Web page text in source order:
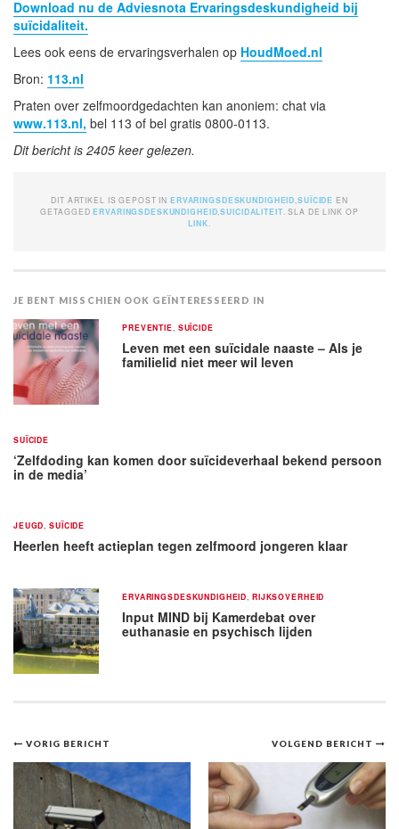
Download nu de Adviesnota Ervaringsdeskundigheid bij
suïcidaliteit.
Lees ook eens de ervaringsverhalen op HoudMoed.nl
Bron: 113.nl
Praten over zelfmoordgedachten kan anoniem: chat via
www.113.nl, bel 113 of bel gratis 0800-0113.
Dit bericht is 2405 keer gelezen.
DIT ARTIKEL IS GEPOST IN ERVARINGSDESKUNDIGHEID ,SUÏCIDE EN
GETAGGEDERVARINGSDESKUNDIGHEID ,SUICIDALITEIT . SLA DE LINK OP
LINK
JE BENT MISSCHIEN OOK GEÏNTERESSEERD IN
PREVENTIE SUÏCIDE
Leven met een suïcidale naaste – Als je
familielid niet meer wil leven
SUÏCIDE
‘Zelfdoding kan komen door suïcideverhaal bekend persoon
in de media’
JEUGD ,SUÏCIDE
Heerlen heeft actieplan tegen zelfmoord jongeren klaar
ERVARINGSDESKUNDIGHEID RIJKSOVERHEID
Input MIND bij Kamerdebat over
euthanasie en psychisch lijden
Bericht
navigatie
VOLGEND BERICHT
VORIG BERICHT